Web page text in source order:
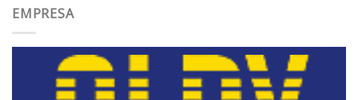
EMPRESA